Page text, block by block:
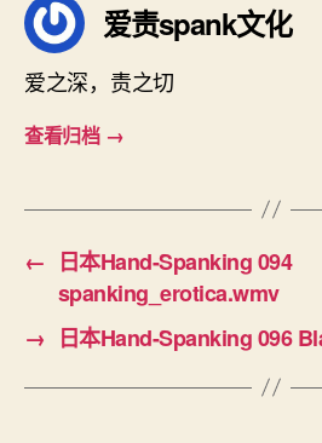
爱责spank文化
爱之深，责之切
查看归档 →
← 日本Hand-Spanking 094
spanking_erotica.wmv
→ 日本Hand-Spanking 096